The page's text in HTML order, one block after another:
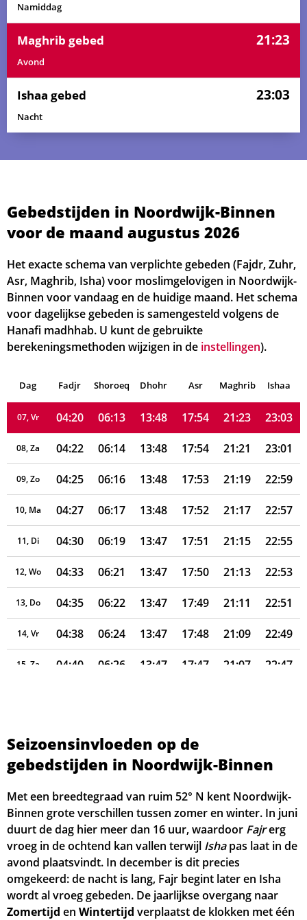
Namiddag
Maghrib gebed 21:23
Avond
Ishaa gebed 23:03
Nacht
Gebedstijden in Noordwijk-Binnen
voor de maand augustus 2026
Het exacte schema van verplichte gebeden (Fajdr, Zuhr,
Asr, Maghrib, Isha) voor moslimgelovigen in Noordwijk-
Binnen voor vandaag en de huidige maand. Het schema
voor dagelijkse gebeden is samengesteld volgens de
Hanafi madhhab. U kunt de gebruikte
berekeningsmethoden wijzigen in de instellingen).
Dag Fadjr Shoroeq Dhohr Asr Maghrib Ishaa
01, Za 04:05 06:03 13:49 17:59 21:33
02, Zo 04:06 06:05 13:49 17:58 21:32 23:12
03, Ma 04:09 06:06 13:48 17:58 21:30 23:10
04, Di 04:12 06:08 13:48 17:57 21:28
04:14 06:09 13:48 17:56 21:26 23:06
06, Do 04:17 06:11 13:48 17:55 21:24 23:04
07, Vr 04:20 06:13 13:48 17:54 21:23 23:03
08, Za 04:22 06:14 13:48 17:54 21:21 23:01
09, Zo 04:25 06:16 13:48 17:53 21:19 22:59
10, Ma 04:27 06:17 13:48 17:52 21:17 22:57
11, Di 04:30 06:19 13:47 17:51 21:15 22:55
12, Wo 04:33 06:21 13:47 17:50 21:13 22:53
13, Do 04:35 06:22 13:47 17:49 21:11 22:51
14, Vr 04:38 06:24 13:47 17:48 21:09 22:49
15, Za 04:40 06:26 13:47 17:47 21:07 22:47
18, Di 04:47 06:30 13:46 17:43 21:01
04:50 06:32 13:46 17:42 22:39
20, Do 04:52 06:34 13:46 17:41 20:57 22:37
21, Vr 04:55 06:35 13:45 17:40 20:54 22:34
22, Za 04:57 06:37 13:45 17:39 20:52 22:32
23, Zo 04:59 06:39 13:45 17:37 20:50 22:30
Seizoensinvloeden op de
gebedstijden in Noordwijk-Binnen
Met een breedtegraad van ruim 52° N kent Noordwijk-
Binnen grote verschillen tussen zomer en winter. In juni
duurt de dag hier meer dan 16 uur, waardoor Fajrerg
vroeg in de ochtend kan vallen terwijl Ishapas laat in de
avond plaatsvindt. In december is dit precies
omgekeerd: de nacht is lang, Fajr begint later en Isha
wordt al vroeg gebeden. De jaarlijkse overgang naar
Zomertijd en Wintertijd verplaatst de klokken met één